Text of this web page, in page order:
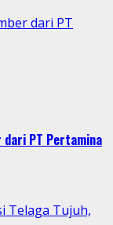
dari PT
dari PT Pertamina
Telaga Tujuh,